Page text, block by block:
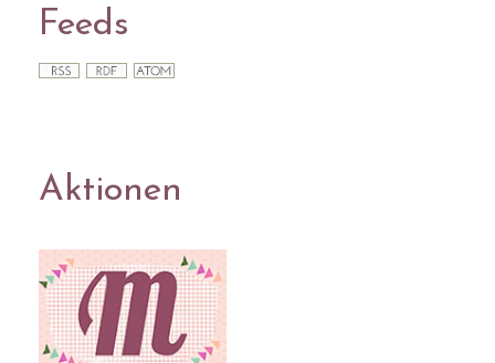
Feeds
Aktionen